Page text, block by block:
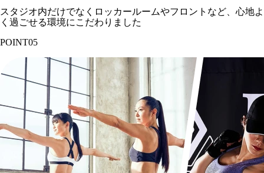
スタジオ内だけでなくロッカールームやフロントなど、心地よ
く過ごせる環境にこだわりました
POINT05